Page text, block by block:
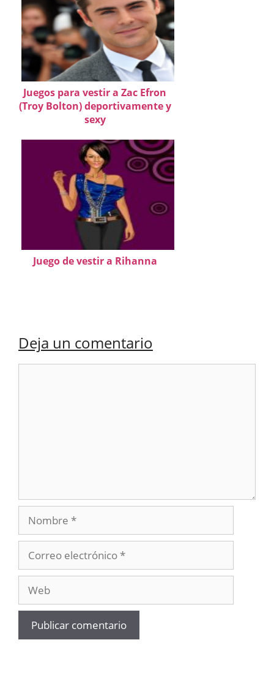
Juegos para vestir a Zac Efron
(Troy Bolton) deportivamente y
sexy
Juego de vestir a Rihanna
Deja un comentario
Nombre
electrónico